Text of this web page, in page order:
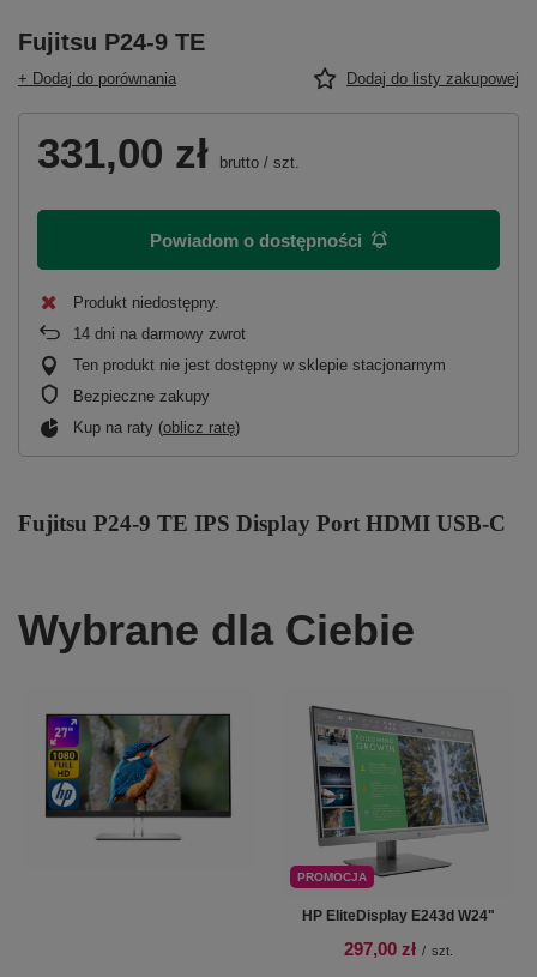
Fujitsu P24-9 TE
+ Dodaj do porównania Dodaj do listy zakupowej
331,00 zł brutto / szt.
Powiadom o dostępności
Produkt niedostępny
14 dni na darmowy zwrot
Ten produkt nie jest dostępny w sklepie stacjonarnym
Bezpieczne zakupy
Kup na raty (oblicz ratę)
Fujitsu P24-9 TE IPS Display Port HDMI USB-C
Wybrane dla Ciebie
PROMOCJA
HP EliteDisplay E243d W24"
297,00 zł / szt.